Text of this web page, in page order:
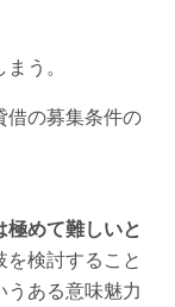
う。
借の募集条件の
めて難しいと
検討すること
うある意味魅力